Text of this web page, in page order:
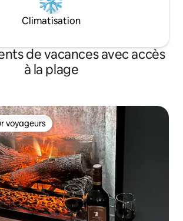
Climatisation
de vacances avec accès
à la plage
les plus appréciés
voyageurs